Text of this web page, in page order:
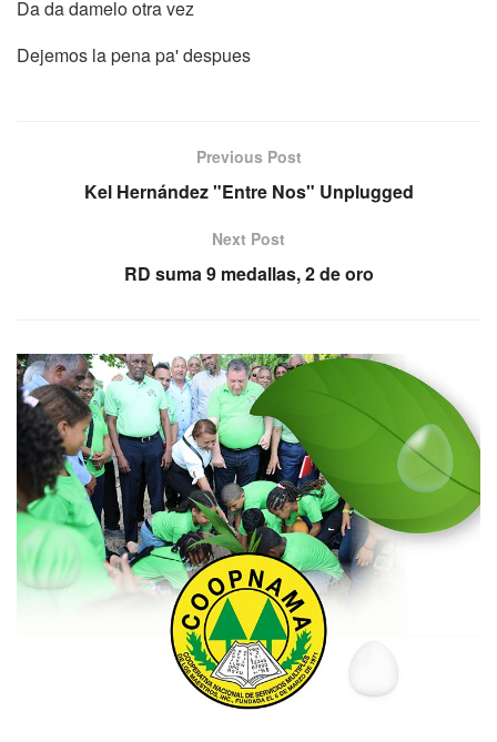
Da da damelo otra vez
Dejemos la pena pa' despues
Previous Post
Kel Hernández "Entre Nos" Unplugged
Next Post
RD suma 9 medallas, 2 de oro